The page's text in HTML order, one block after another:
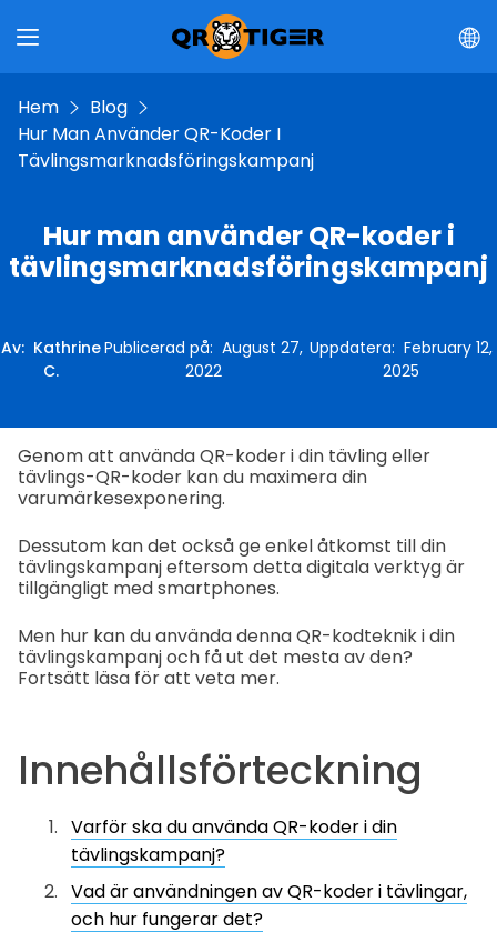
Hem
Blog
Hur Man Använder QR-Koder I
Tävlingsmarknadsföringskampanj
Hur man använder QR-koder i
tävlingsmarknadsföringskampanj
Av: Kathrine
C.
Publicerad på:August 27,
2022
Uppdatera:February 12,
2025
Genom att använda QR-koder i din tävling eller
tävlings-QR-koder kan du maximera din
varumärkesexponering.
Dessutom kan det också ge enkel åtkomst till din
tävlingskampanj eftersom detta digitala verktyg är
tillgängligt med smartphones.
Men hur kan du använda denna QR-kodteknik i din
tävlingskampanj och få ut det mesta av den?
Fortsätt läsa för att veta mer.
Innehållsförteckning
Varför ska du använda QR-koder i din
tävlingskampanj?
Vad är användningen av QR-koder i tävlingar,
och hur fungerar det?